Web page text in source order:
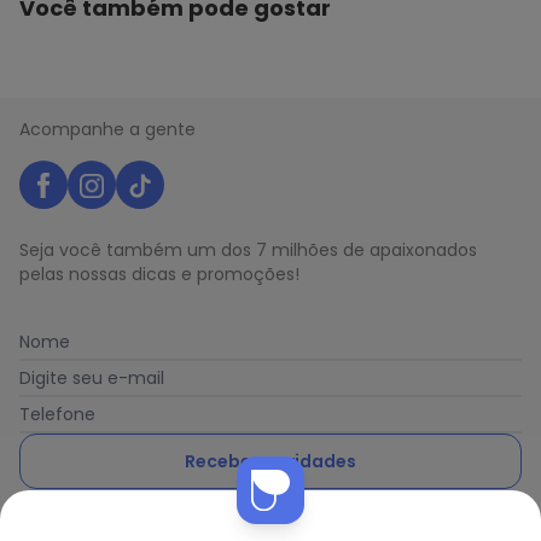
Você também pode gostar
Acompanhe a gente
Seja você também um dos 7 milhões de apaixonados
pelas nossas dicas e promoções!
Nome
Digite seu e-mail
Telefone
Receber novidades
Ao enviar o cadastro, você concorda com a nossa